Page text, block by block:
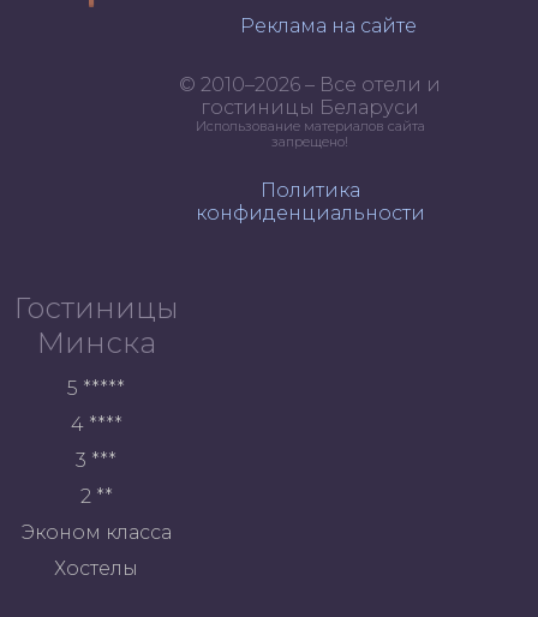
Реклама на сайте
© 2010–2026 – Все отели и
гостиницы Беларуси
Использование материалов сайта
запрещено!
Политика
конфиденциальности
Гостиницы
Минска
5 *****
4 ****
3 ***
2 **
Эконом класса
Хостелы